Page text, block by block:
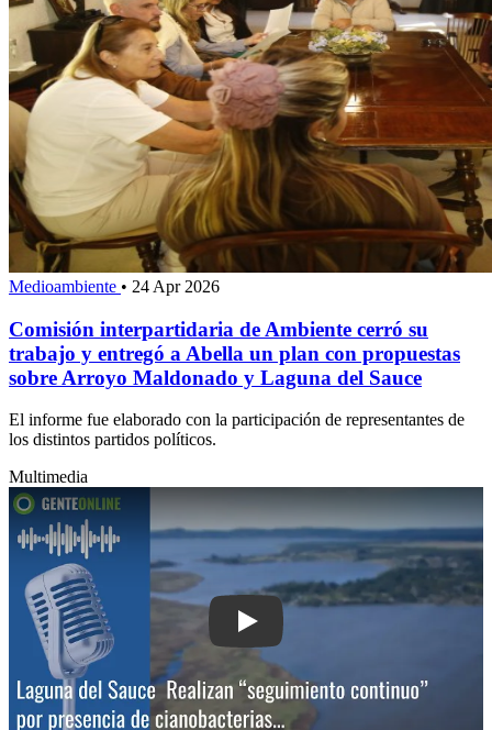
Medioambiente • 24 Apr 2026
Comisión interpartidaria de Ambiente cerró su
trabajo y entregó a Abella un plan con propuestas
sobre Arroyo Maldonado y Laguna del Sauce
El informe fue elaborado con la participación de representantes de
los distintos partidos políticos.
Multimedia